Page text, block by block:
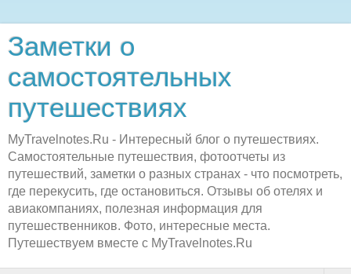
Заметки о
самостоятельных
путешествиях
MyTravelnotes.Ru - Интересный блог о путешествиях.
Самостоятельные путешествия, фотоотчеты из
путешествий, заметки о разных странах - что посмотреть,
где перекусить, где остановиться. Отзывы об отелях и
авиакомпаниях, полезная информация для
путешественников. Фото, интересные места.
Путешествуем вместе с MyTravelnotes.Ru